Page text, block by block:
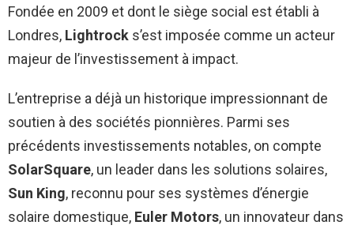
Fondée en 2009 et dont le siège social est établi à
Londres, Lightrock s’est imposée comme un acteur
majeur de l’investissement à impact.
L’entreprise a déjà un historique impressionnant de
soutien à des sociétés pionnières. Parmi ses
précédents investissements notables, on compte
SolarSquare, un leader dans les solutions solaires,
Sun King, reconnu pour ses systèmes d’énergie
solaire domestique, Euler Motors, un innovateur dans